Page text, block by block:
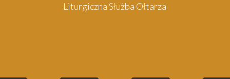
Liturgiczna Służba Ołtarza